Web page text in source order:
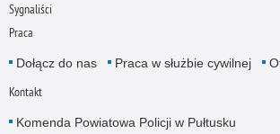
Sygnaliści
Praca
Dołącz do nas Praca w służbie cywilnej
Kontakt
Komenda Powiatowa Policji w Pułtusku